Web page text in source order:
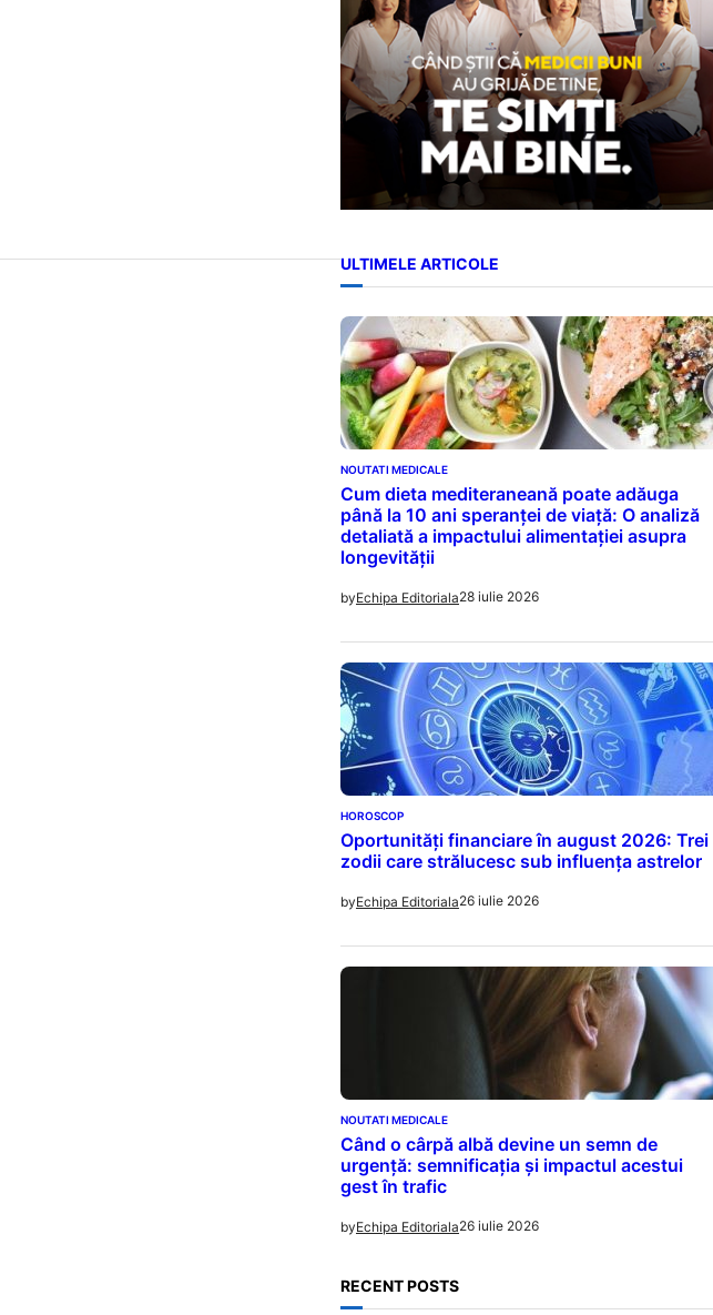
ULTIMELE ARTICOLE
NOUTATI MEDICALE
Cum dieta mediteraneană poate adăuga
până la 10 ani speranței de viață: O analiză
detaliată a impactului alimentației asupra
longevității
byEchipa Editoriala28 iulie 2026
HOROSCOP
Oportunități financiare în august 2026: Trei
zodii care strălucesc sub influența astrelor
byEchipa Editoriala26 iulie 2026
NOUTATI MEDICALE
Când o cârpă albă devine un semn de
urgență: semnificația și impactul acestui
gest în trafic
byEchipa Editoriala26 iulie 2026
RECENT POSTS